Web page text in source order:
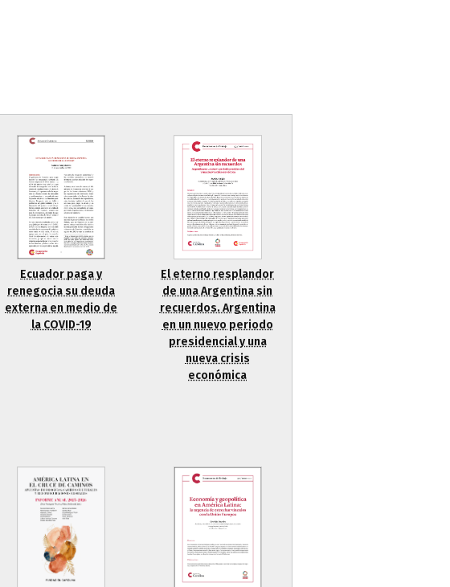
Ecuador paga y
renegocia su deuda
externa en medio de
la COVID-19
El eterno resplandor
de una Argentina sin
recuerdos. Argentina
en un nuevo periodo
presidencial y una
nueva crisis
económica